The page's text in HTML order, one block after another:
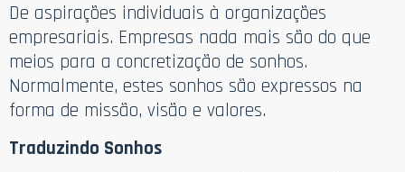
De aspirações individuais à organizações
empresariais. Empresas nada mais são do que
meios para a concretização de sonhos.
Normalmente, estes sonhos são expressos na
forma de missão, visão e valores.
Traduzindo Sonhos